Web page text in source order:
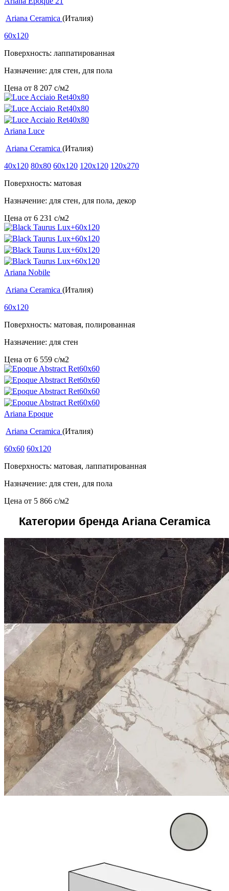
Ariana Ceramica (Италия)
60x120
Поверхность: лаппатированная
Назначение: для стен, для пола
Цена от 8 207 c/м2
Ariana Luce
Ariana Ceramica (Италия)
40x120 80x80 60x120 120x120 120x270
Поверхность: матовая
Назначение: для стен, для пола, декор
Цена от 6 231 c/м2
Ariana Nobile
Ariana Ceramica (Италия)
60x120
Поверхность: матовая, полированная
Назначение: для стен
Цена от 6 559 c/м2
Ariana Epoque
Ariana Ceramica (Италия)
60x60 60x120
Поверхность: матовая, лаппатированная
Назначение: для стен, для пола
Цена от 5 866 c/м2
Категории бренда Ariana Ceramica